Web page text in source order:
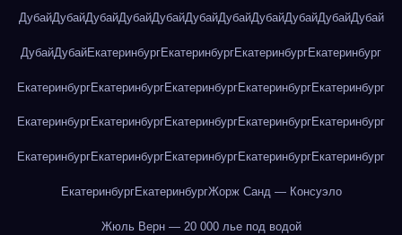
ДубайДубайДубайДубайДубайДубайДубайДубайДубайДубайДубай
ДубайДубайЕкатеринбургЕкатеринбургЕкатеринбургЕкатеринбург
ЕкатеринбургЕкатеринбургЕкатеринбургЕкатеринбургЕкатеринбург
ЕкатеринбургЕкатеринбургЕкатеринбургЕкатеринбургЕкатеринбург
ЕкатеринбургЕкатеринбургЕкатеринбургЕкатеринбургЕкатеринбург
ЕкатеринбургЕкатеринбургЖорж Санд — Консуэло
Жюль Верн — 20 000 лье под водой